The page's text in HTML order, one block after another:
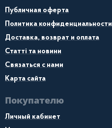
Публичная оферта
Политика конфиденциальности
Доставка, возврат и оплата
Статті та новини
Связаться с нами
Карта сайта
Покупателю
Личный кабинет